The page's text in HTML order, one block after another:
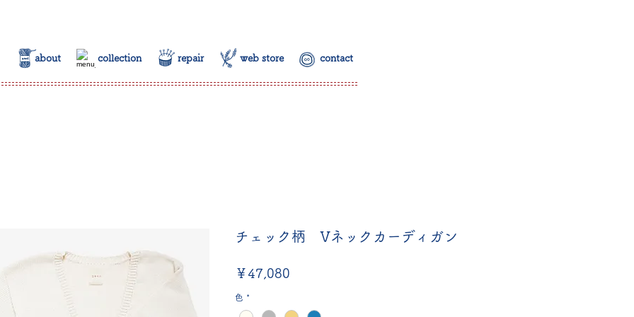
about collection repair web store contact
チェック柄 Vネックカーディガン
￥47,080
色 *